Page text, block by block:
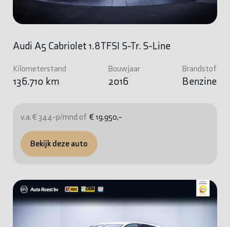
Audi A5 Cabriolet 1.8TFSI S-Tr. S-Line
Kilometerstand
136.710 km
Bouwjaar
2016
Brandstof
Benzine
v.a. € 344-p/mnd of € 19.950,-
Bekijk deze auto